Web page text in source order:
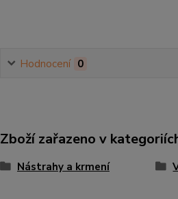
Hodnocení 0
Zboží zařazeno v
Nástrahy a krmení